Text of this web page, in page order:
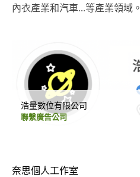
內衣產業和汽車…等產業領域。
浩量數位有限公司
聯繫廣告公司
奈思個人工作室